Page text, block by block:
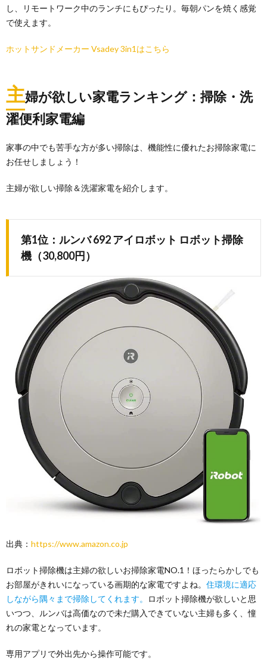
し、リモートワーク中のランチにもぴったり。毎朝パンを焼く感覚
で使えます。
ホットサンドメーカー Vsadey 3in1はこちら
主婦が欲しい家電ランキング：掃除・洗
濯便利家電編
家事の中でも苦手な方が多い掃除は、機能性に優れたお掃除家電に
お任せしましょう！
主婦が欲しい掃除＆洗濯家電を紹介します。
第1位：ルンバ 692 アイロボット ロボット掃除
機（30,800円）
出典： https://www.amazon.co.jp
ロボット掃除機は主婦の欲しいお掃除家電NO.1！ほったらかしでも
お部屋がきれいになっている画期的な家電ですよね。 住環境に適応
しながら隅々まで掃除してくれます。
ロボット掃除機が欲しいと思
いつつ、ルンバは高価なので未だ購入できていない主婦も多く、憧
れの家電となっています。
専用アプリで外出先から操作可能です。